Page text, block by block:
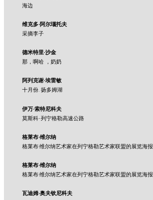
海边
维克多·阿尔瑙托夫
采摘李子
德米特里·沙金
那，啊哈 ，奶奶
阿列克谢·埃雷敏
十月份. 扬多姆湖
伊万·索特尼科夫
莫斯科-列宁格勒高速公路
格莱布·维尔纳
格莱布·维尔纳艺术家在列宁格勒艺术家联盟的展览海报
格莱布·维尔纳
格莱布·维尔纳艺术家在列宁格勒艺术家联盟的展览海报
瓦迪姆·奥夫钦尼科夫